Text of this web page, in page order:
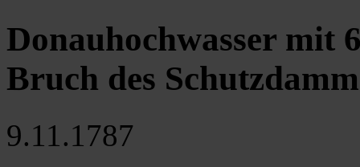
Donauhochwasser mit
Bruch des
9.11.1787